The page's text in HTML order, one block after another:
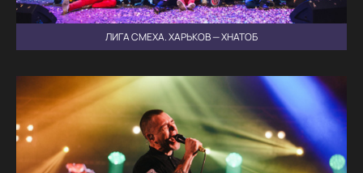
ЛИГА СМЕХА. ХАРЬКОВ — ХНАТОБ